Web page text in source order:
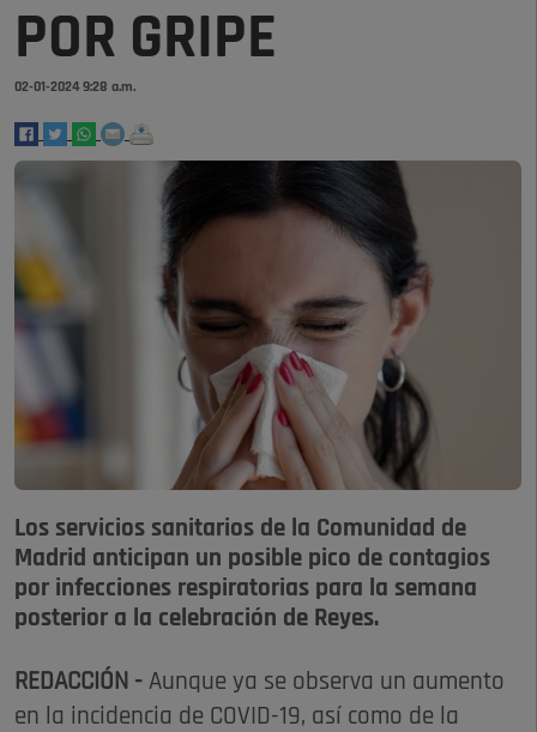
POR GRIPE
02-01-2024 9:28 a.m.
Los servicios sanitarios de la Comunidad de
Madrid anticipan un posible pico de contagios
por infecciones respiratorias para la semana
posterior a la celebración de Reyes.
REDACCIÓN - Aunque ya se observa un aumento
en la incidencia de COVID-19, así como de la